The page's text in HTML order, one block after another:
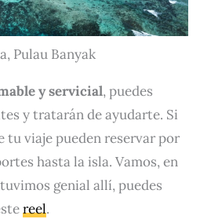
Pulau Banyak
y servicial, puedes
y tratarán de ayudarte. Si
tu viaje pueden reservar por
hasta la isla. Vamos, en
genial allí, puedes
reel.